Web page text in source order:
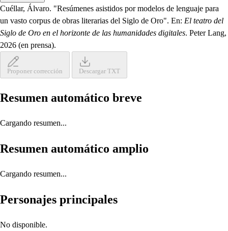
Cuéllar, Álvaro. "Resúmenes asistidos por modelos de lenguaje para
un vasto corpus de obras literarias del Siglo de Oro". En: El teatro del
Siglo de Oro en el horizonte de las humanidades digitales. Peter Lang,
2026 (en prensa).
Proponer corrección Descargar TXT
Resumen automático breve
Cargando resumen...
Resumen automático amplio
Cargando resumen...
Personajes principales
No disponible.